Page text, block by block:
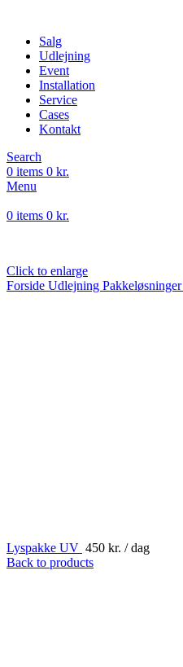
Salg
Udlejning
Event
Installation
Service
Cases
Kontakt
Search
0 items 0 kr.
Menu
0 items 0 kr.
Click to enlarge
Forside Udlejning Pakkeløsninger
Lyspakke UV 450 kr. / dag
Back to products